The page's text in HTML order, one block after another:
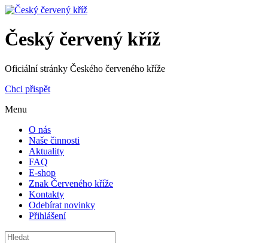
Český červený kříž
Oficiální stránky Českého červeného kříže
Chci přispět
Menu
O nás
Naše činnosti
Aktuality
FAQ
E-shop
Znak Červeného kříže
Kontakty
Odebírat novinky
Přihlášení